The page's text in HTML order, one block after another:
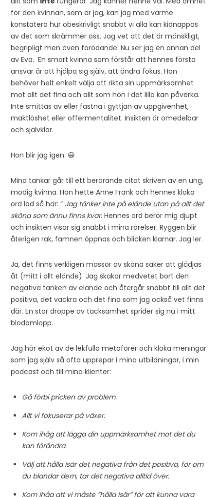
för den kvinnan, som är jag, kan jag med värme
konstatera hur obeskrivligt snabbt vi alla kan kidnappas
av det som skrämmer oss. Jag vet att det är mänskligt,
begripligt men även förödande. Nu ser jag en annan del
av Eva. En smart kvinna som förstår att hennes första
ansvar är att hjälpa sig själv, att ändra fokus. Hon
behöver helt enkelt välja att rikta sin uppmärksamhet
mot allt det fina och allt som hon i det lilla kan påverka.
Inte smittas av eller fastna i gyttjan av uppgivenhet,
maktlöshet eller offermentalitet. Insikten är omedelbar
och självklar.
Hon blir jag igen. 😃
Mina tankar går till ett berörande citat skriven av en ung,
modig kvinna. Hon hette Anne Frank och hennes kloka
ord löd så här: ” Jag tänker inte på elände utan på allt det
sköna som ännu finns kvar.Hennes ord berör mig djupt
och insikten visar sig snabbt i mina rörelser. Ryggen blir
återigen rak, famnen öppnas och blicken klarnar. Jag ler.
Ja, det finns verkligen massor av sköna saker att glädjas
åt (mitt i allt elände). Jag skakar medvetet bort den
negativa tanken av elände och återgår snabbt till allt det
positiva, det vackra och det fina som jag också vet finns
där. En stor droppe av tacksamhet sprider sig nu i mitt
blodomlopp.
Jag hör ekot av de lekfulla metaforer och kloka meningar
som jag själv så ofta upprepar i mina utbildningar, i min
podcast och till mina klienter:
Gå förbi pricken av problem.
Allt vi fokuserar på växer.
Kom ihåg att lägga din uppmärksamhet mot det du
kan förändra.
Välj att hålla isär det negativa från det positiva, för om
du blandar dem, tar det negativa alltid över.
Kom ihåg att vi måste ”hålla isär” för att kunna vara